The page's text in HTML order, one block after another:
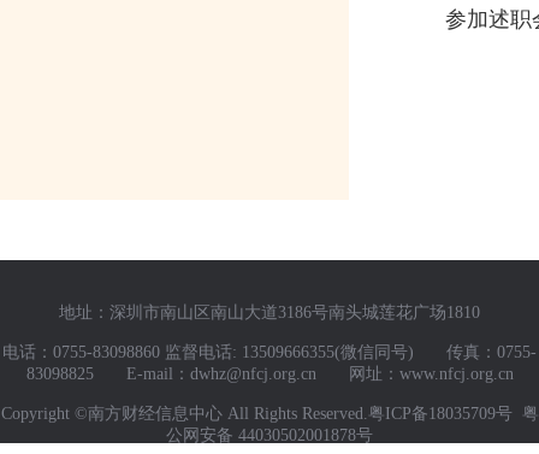
参加述职
地址：深圳市南山区南山大道3186号南头城莲花广场1810
电话：0755-83098860 监督电话: 13509666355(微信同号)
传真：0755-
83098825
E-mail：dwhz@nfcj.org.cn 网址：www.nfcj.org.cn
Copyright ©南方财经信息中心 All Rights Reserved.粤ICP备18035709号粤
公网安备 44030502001878号